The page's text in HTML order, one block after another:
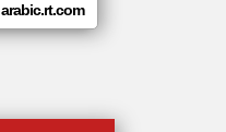
arabic.rt.com